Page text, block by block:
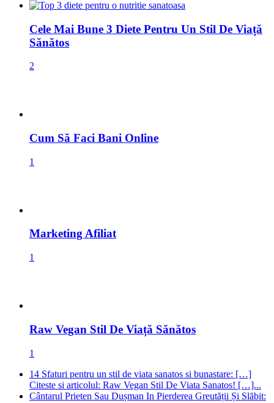
Cum Să Faci Bani Online
1
1
1
14 Sfaturi pentru un stil de viata sanatos si bunastare: […]
Top 15 Motoare De Căutare Pentru Informatii Relevante: […]
Sport pentru copii componenta de baza pentru viata sanatoasa:
[…] Citeste si articolul: Cele mai bune 3 diete! […]...
Valu lui Traian Supa de legume Supa Crema SP 500 Solana SEO Remedii Naturiste
Primaria Valu lui Traian Politică Locală Medicina Naturista Marketing afiliat Inteligența